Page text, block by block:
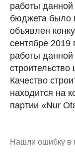
работы данной
бюджета было
объявлен
сентябре 2019
работы
Качество
находится на
партии «Nur
Нашли ошибку в